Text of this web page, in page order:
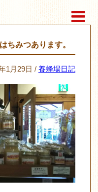
ちみつあります。
1月29日 / 養蜂場日記